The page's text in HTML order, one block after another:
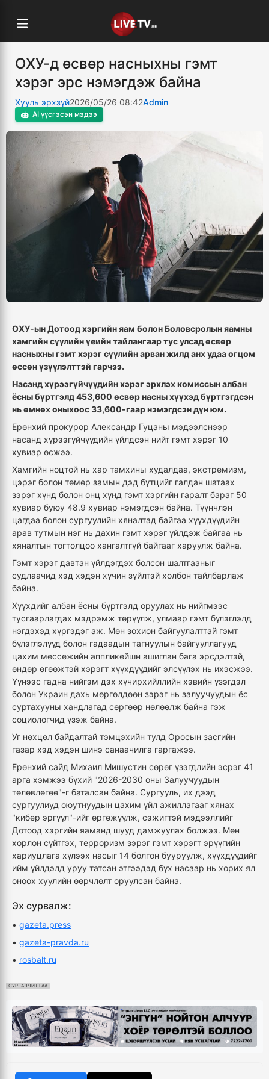
ОХУ-д өсвөр насныхны гэмт
хэрэг эрс нэмэгдэж байна
Хууль эрхзүй2026/05/26 08:42Admin
AI үүсгэсэн мэдээ
ОХУ-ын Дотоод хэргийн яам болон Боловсролын яамны
хамгийн сүүлийн үеийн тайлангаар тус улсад өсвөр
насныхны гэмт хэрэг сүүлийн арван жилд анх удаа огцом
өссөн үзүүлэлттэй гарчээ.
Насанд хүрээгүйчүүдийн хэрэг эрхлэх комиссын албан
ёсны бүртгэлд 453,600 өсвөр насны хүүхэд бүртгэгдсэн
нь өмнөх оныхоос 33,600-гаар нэмэгдсэн дүн юм.
Ерөнхий прокурор Александр Гуцаны мэдээлснээр
насанд хүрээгүйчүүдийн үйлдсэн нийт гэмт хэрэг 10
хувиар өсжээ.
Хамгийн ноцтой нь хар тамхины худалдаа, экстремизм,
цэрэг болон төмөр замын дэд бүтцийг галдан шатаах
зэрэг хүнд болон онц хүнд гэмт хэргийн гаралт бараг 50
хувиар буюу 48.9 хувиар нэмэгдсэн байна. Түүнчлэн
цагдаа болон сургуулийн хяналтад байгаа хүүхдүүдийн
арав тутмын нэг нь дахин гэмт хэрэг үйлдэж байгаа нь
хяналтын тогтолцоо хангалтгүй байгааг харуулж байна.
Гэмт хэрэг давтан үйлдэгдэх болсон шалтгааныг
судлаачид хэд хэдэн хүчин зүйлтэй холбон тайлбарлаж
байна.
Хүүхдийг албан ёсны бүртгэлд оруулах нь нийгмээс
тусгаарлагдах мэдрэмж төрүүлж, улмаар гэмт бүлэглэлд
нэгдэхэд хүргэдэг аж. Мөн зохион байгуулалттай гэмт
бүлэглэлүүд болон гадаадын тагнуулын байгууллагууд
цахим мессежийн аппликейшн ашиглан бага эрсдэлтэй,
өндөр өгөөжтэй хэрэгт хүүхдүүдийг элсүүлэх нь ихэсжээ.
Үүнээс гадна нийгэм дэх хүчирхийллийн хэвийн үзэгдэл
болон Украин дахь мөргөлдөөн зэрэг нь залуучуудын ёс
суртахууны хандлагад сөргөөр нөлөөлж байна гэж
социологчид үзэж байна.
Уг нөхцөл байдалтай тэмцэхийн тулд Оросын засгийн
газар хэд хэдэн шинэ санаачилга гаргажээ.
Ерөнхий сайд Михаил Мишустин сөрөг үзэгдлийн эсрэг 41
арга хэмжээ бүхий "2026-2030 оны Залуучуудын
төлөвлөгөө"-г баталсан байна. Сургууль, их дээд
сургуулиуд оюутнуудын цахим үйл ажиллагааг хянах
"кибер эргүүл"-ийг өргөжүүлж, сэжигтэй мэдээллийг
Дотоод хэргийн яаманд шууд дамжуулах болжээ. Мөн
хорлон сүйтгэх, терроризм зэрэг гэмт хэрэгт эрүүгийн
хариуцлага хүлээх насыг 14 болгон бууруулж, хүүхдүүдийг
ийм үйлдэлд уруу татсан этгээдэд бүх насаар нь хорих ял
оноох хуулийн өөрчлөлт оруулсан байна.
Эх сурвалж:
• gazeta.press
• gazeta-pravda.ru
• rosbalt.ru
СУРТАЛЧИЛГАА